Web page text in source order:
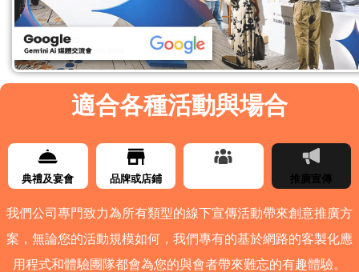
適合各種活動與場合
典禮及宴會 品牌或店鋪 推廣宣傳
我們公司專門致力為所有類型的線下宣傳活動帶來創意推廣方
案，無論您的活動規模如何，我們專有的基於網路的客製化應
用程式和體驗團隊都會為您的與會者帶來難忘的有趣體驗。